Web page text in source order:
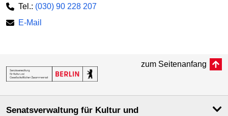
Tel.: (030) 90 228 207
E-Mail
zum Seitenanfang
Senatsverwaltung für Kultur und